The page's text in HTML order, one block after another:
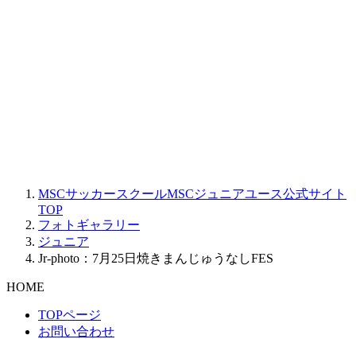
MSCサッカースクールMSCジュニアユース公式サイト
TOP
フォトギャラリー
ジュニア
Jr-photo：7月25日焼きまんじゅうなしFES
HOME
TOPページ
お問い合わせ